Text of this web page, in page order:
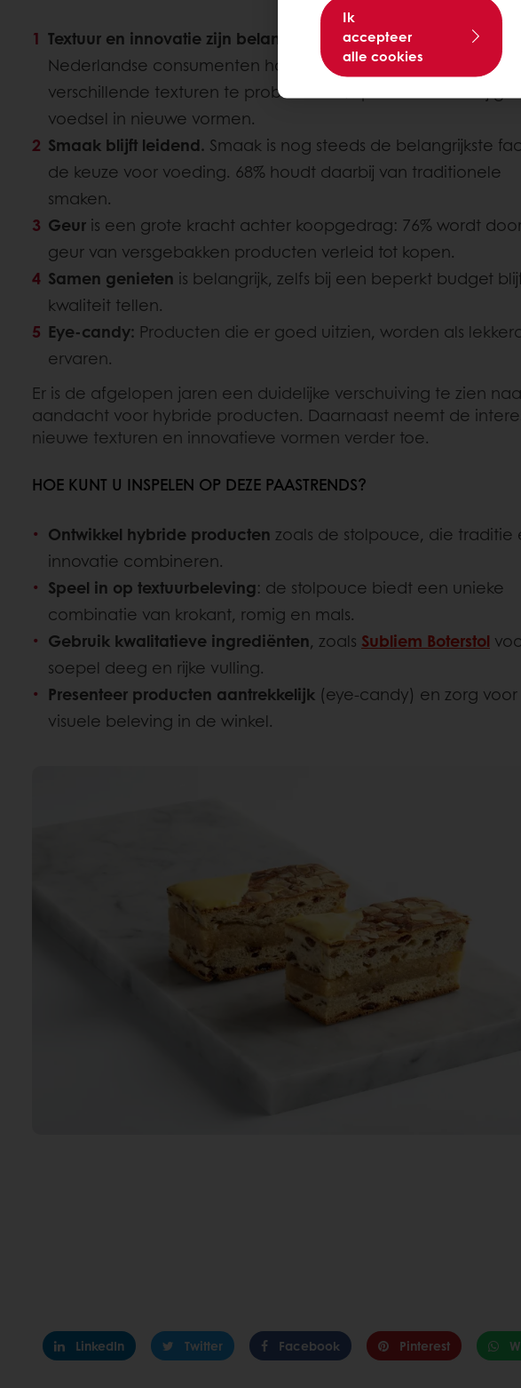
Textuur en innovatie zijn belangrijker dan ooit.50% van de
Nederlandse consumenten houdt ervan om producten met
verschillende texturen te proberen. 53% probeert daarbij
voedsel in nieuwe vormen.
Smaak blijft leidend. Smaak is nog steeds de belangrijkste
de keuze voor voeding. 68% houdt daarbij van traditionele
smaken.
Geur is een grote kracht achter koopgedrag: 76% wordt
geur van versgebakken producten verleid tot kopen.
Samen genieten is belangrijk, zelfs bij een beperkt budget
kwaliteit tellen.
Eye-candy: Producten die er goed uitzien, worden als
ervaren.
Er is de afgelopen jaren een duidelijke verschuiving te zien
aandacht voor hybride producten. Daarnaast neemt de
nieuwe texturen en innovatieve vormen verder toe.
HOE KUNT U INSPELEN OP DEZE PAASTRENDS?
Ontwikkel hybride producten zoals de stolpouce, die traditie
innovatie combineren.
Speel in op textuurbeleving: de stolpouce biedt een unieke
combinatie van krokant, romig en mals.
Gebruik kwalitatieve ingrediënten, zoals Subliem Boterstol
soepel deeg en rijke vulling.
Presenteer producten aantrekkelijk (eye-candy) en zorg
visuele beleving in de winkel.
LinkedIn Twitter Facebook Pinterest
Ik
accepteer
alle cookies